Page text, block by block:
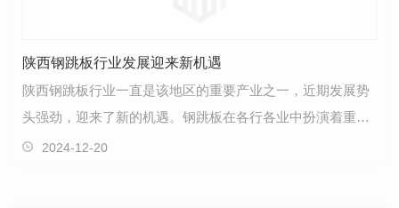
陕西钢跳板行业发展迎来新机遇
陕西钢跳板行业一直是该地区的重要产业之一，近期发展势
头强劲，迎来了新的机遇。钢跳板在各行各业中扮演着重要
的角色，不仅广泛应用于建筑工地和家庭装修，还在体…
2024-12-20